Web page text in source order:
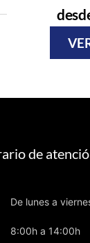
de
De lunes a
8:00h a 14:00h